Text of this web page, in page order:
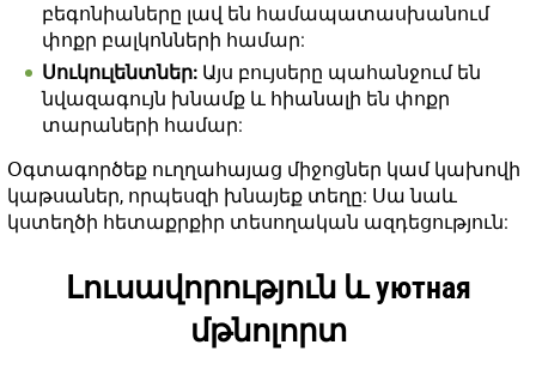
բեգոնիաները լավ են համապատասխանում
փոքր բալկոնների համար:
Սուկուլենտներ: Այս բույսերը պահանջում են
նվազագույն խնամք և հիանալի են փոքր
տարաների համար:
Օգտագործեք ուղղահայաց միջոցներ կամ կախովի
կաթսաներ, որպեսզի խնայեք տեղը: Սա նաև
կստեղծի հետաքրքիր տեսողական ազդեցություն:
Լուսավորություն և уютная
մթնոլորտ